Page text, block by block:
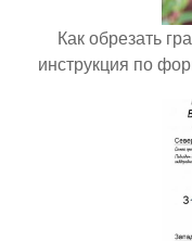
Как обрезать
инструкция по